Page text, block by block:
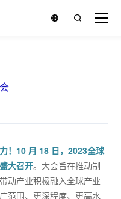
！10 月 18 日，2023全球
大召开。大会旨在推动制
动产业积极融入全球产业
范围、更深程度、更高水